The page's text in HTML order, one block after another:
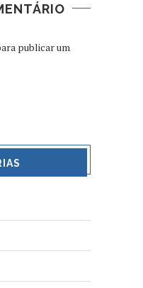
publicar um